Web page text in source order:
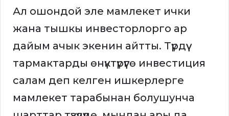
Ал ошондой эле мамлекет ички
жана тышкы инвесторлорго ар
дайым ачык экенин айтты. Түрдүү
тармактарды өнүктүрүүгө инвестиция
салам деп келген ишкерлерге
мамлекет тарабынан болушунча